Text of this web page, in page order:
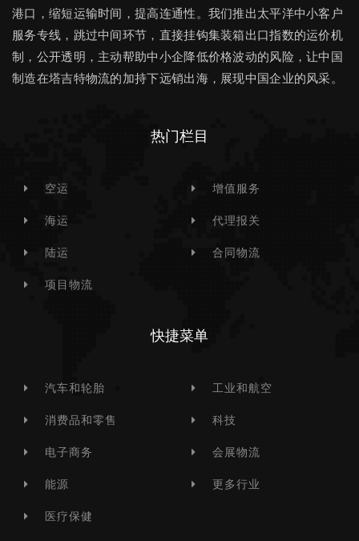
港口，缩短运输时间，提高连通性。我们推出太平洋中小客户
服务专线，跳过中间环节，直接挂钩集装箱出口指数的运价机
制，公开透明，主动帮助中小企降低价格波动的风险，让中国
制造在塔吉特物流的加持下远销出海，展现中国企业的风采。
热门栏目
空运
海运
陆运
项目物流
增值服务
代理报关
合同物流
快捷菜单
汽车和轮胎
消费品和零售
电子商务
能源
医疗保健
工业和航空
科技
会展物流
更多行业